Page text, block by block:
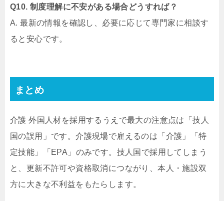
Q10. 制度理解に不安がある場合どうすれば？
A. 最新の情報を確認し、必要に応じて専門家に相談す
ると安心です。
まとめ
介護 外国人材を採用するうえで最大の注意点は「技人
国の誤用」です。介護現場で雇えるのは「介護」「特
定技能」「EPA」のみです。技人国で採用してしまう
と、更新不許可や資格取消につながり、本人・施設双
方に大きな不利益をもたらします。